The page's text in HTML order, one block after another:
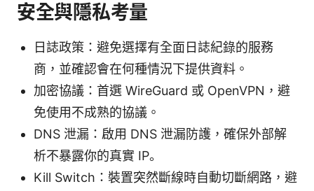
安全與隱私考量
日誌政策：避免選擇有全面日誌紀錄的服務
商，並確認會在何種情況下提供資料。
加密協議：首選 WireGuard 或 OpenVPN，避
免使用不成熟的協議。
DNS 泄漏：啟用 DNS 泄漏防護，確保外部解
析不暴露你的真實 IP。
Kill Switch：裝置突然斷線時自動切斷網路，避